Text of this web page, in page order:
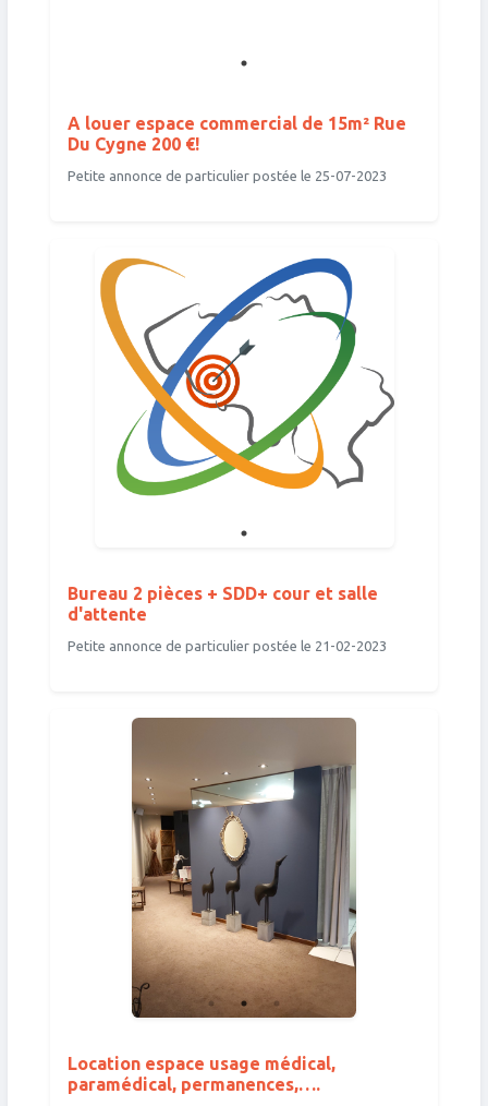
A louer espace commercial de 15m² Rue
Du Cygne 200 €!
Petite annonce de particulier postée le 25-07-2023
Bureau 2 pièces + SDD+ cour et salle
d'attente
Petite annonce de particulier postée le 21-02-2023
Location espace usage médical,
paramédical, permanences,….